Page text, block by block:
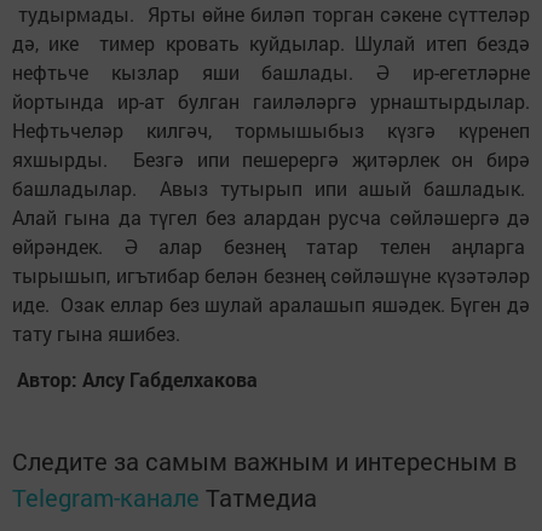
тудырмады. Ярты өйне биләп торган сәкене сүттеләр
дә, ике тимер кровать куйдылар. Шулай итеп бездә
нефтьче кызлар яши башлады. Ә ир-егетләрне
йортында ир-ат булган гаиләләргә урнаштырдылар.
Нефтьчеләр килгәч, тормышыбыз күзгә күренеп
яхшырды. Безгә ипи пешерергә җитәрлек он бирә
башладылар. Авыз тутырып ипи ашый башладык.
Алай гына да түгел без алардан русча сөйләшергә дә
өйрәндек. Ә алар безнең татар телен аңларга
тырышып, игътибар белән безнең сөйләшүне күзәтәләр
иде. Озак еллар без шулай аралашып яшәдек. Бүген дә
тату гына яшибез.
Автор: Алсу Габделхакова
Следите за самым важным и интересным в
Telegram-канале Татмедиа